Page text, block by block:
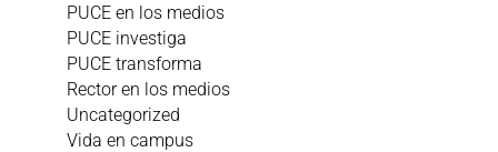
PUCE en los medios
PUCE investiga
PUCE transforma
Rector en los medios
Uncategorized
Vida en campus